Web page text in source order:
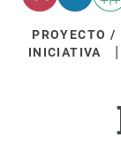
PROYECTO /
INICIATIVA